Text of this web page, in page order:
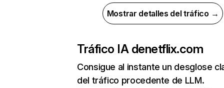
Mostrar detalles del tráfico →
Tráfico IA denetflix.com
Consigue al instante un desglose
del tráfico procedente de LLM.